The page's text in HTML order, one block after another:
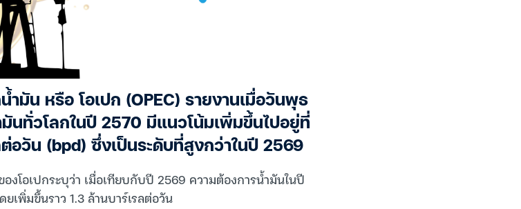
มัน หรือ โอเปก (OPEC) รายงานเมื่อวันพุธ
นทั่วโลกในปี 2570 มีแนวโน้มเพิ่มขึ้นไปอยู่ที่
อวัน (bpd) ซึ่งเป็นระดับที่สูงกว่าในปี 2569
งโอเปกระบุว่า เมื่อเทียบกับปี 2569 ความต้องการน้ำมันในปี
เพิ่มขึ้นราว 1.3 ล้านบาร์เรลต่อวัน